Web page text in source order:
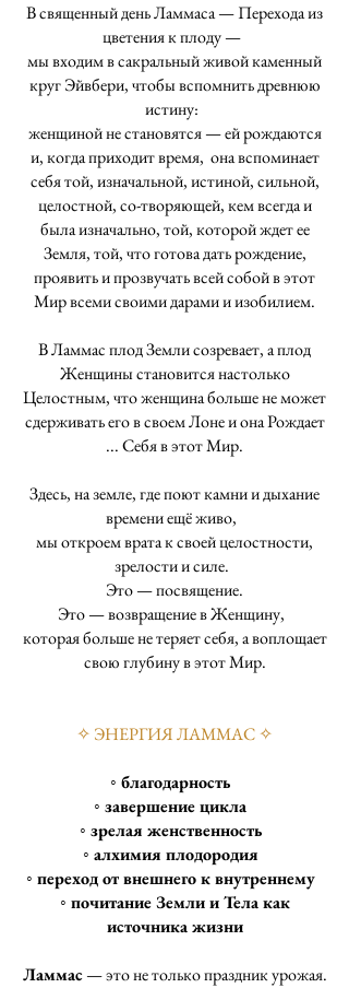
В священный день Ламмаса — Перехода из
цветения к плоду —
мы входим в сакральный живой каменный
круг Эйвбери, чтобы вспомнить древнюю
истину:
женщиной не становятся — ей рождаются
и, когда приходит время, она вспоминает
себя той, изначальной, истиной, сильной,
целостной, со-творяющей, кем всегда и
была изначально, той, которой ждет ее
Земля, той, что готова дать рождение,
проявить и прозвучать всей собой в этот
Мир всеми своими дарами и изобилием.
В Ламмас плод Земли созревает, а плод
Женщины становится настолько
Целостным, что женщина больше не может
сдерживать его в своем Лоне и она Рождает
... Себя в этот Мир.
Здесь, на земле, где поют камни и дыхание
времени ещё живо,
мы откроем врата к своей целостности,
зрелости и силе.
Это — посвящение.
Это — возвращение в Женщину,
которая больше не теряет себя, а воплощает
свою глубину в этот Мир.
✧ ЭНЕРГИЯ ЛАММАС ✧
◦ благодарность
◦ завершение цикла
◦ зрелая женственность
◦ алхимия плодородия
◦ переход от внешнего к внутреннему
◦ почитание Земли и Тела как
источника жизни
Ламмас— это не только праздник урожая.